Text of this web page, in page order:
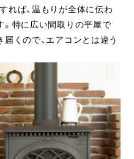
れば、温もりが全体に伝わ
。特に広い間取りの平屋で
くので、エアコンとは違う